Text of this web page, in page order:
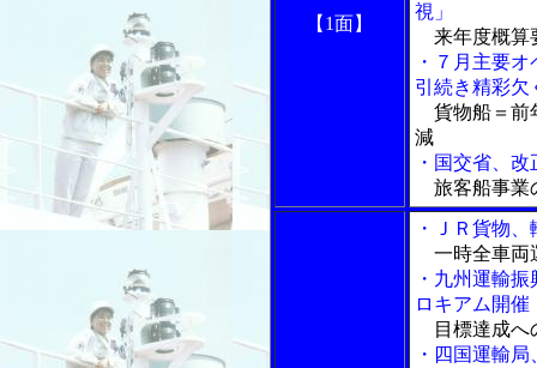
【1面】
視」
来年度概算
・７月主要
引続き精彩欠
貨物船＝前
減
・国交省、
旅客船事業
・ＪＲ貨物
一時全車両
・九州運輸
ロキアム開催
目標達成へ
・四国運輸